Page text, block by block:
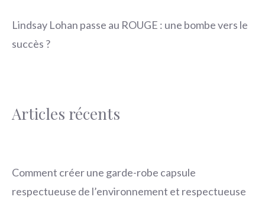
Lindsay Lohan passe au ROUGE : une bombe vers le
succès ?
Articles récents
Comment créer une garde-robe capsule
respectueuse de l’environnement et respectueuse